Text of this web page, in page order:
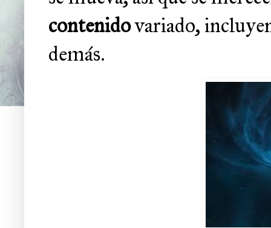
contenidovariado,
demás.